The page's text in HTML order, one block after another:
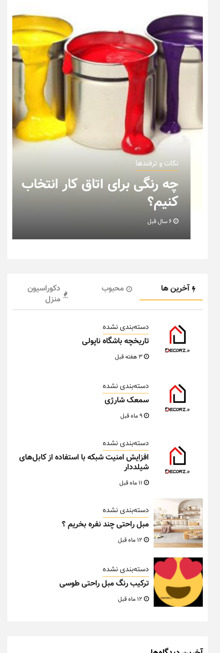
انتخاب
نکاتی که باید به
خانه عروس بدانیم +
آخرین ها محبوب
دکوراسیون
منزل
دسته‌بندی نشده
تاریخچه باشگاه ناپولی
دسته‌بندی نشده
سمعک شارژی
دسته‌بندی نشده
افزایش امنیت شبکه با استفاده از کابل‌های
شیلددار
دسته‌بندی نشده
مبل راحتی چند نفره بخریم ؟
دسته‌بندی نشده
ترکیب رنگ مبل راحتی طوسی